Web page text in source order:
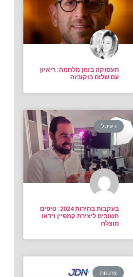
תעסוקה בזמן מלחמה: ריאיון
עם שלום בוקובזה
דיגיטל
בעקבות בחירות 2024: טיפים
חשובים ליצירת קמפיין וידאו
מוצלח
צרכנות